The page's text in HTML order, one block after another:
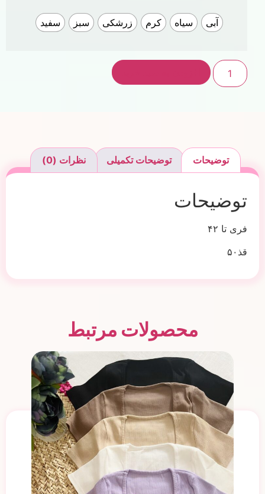
آبی سیاه کرم زرشکی سبز سفید
توضیحات توضیحات تکمیلی نظرات (0)
توضیحات
فری تا ۴۲
قذ۵۰
محصولات مرتبط